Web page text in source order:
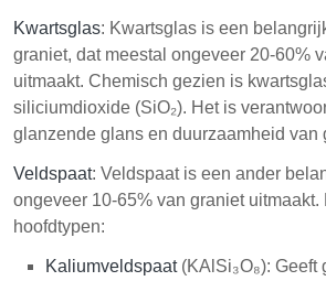
Kwartsglas: Kwartsglas is een
graniet, dat meestal ongeveer 20-60%
uitmaakt. Chemisch gezien is
siliciumdioxide (SiO₂). Het is
glanzende glans en duurzaamheid van
Veldspaat: Veldspaat is een ander
ongeveer 10-65% van graniet uitmaakt.
hoofdtypen:
Kaliumveldspaat(KAlSi₃O₈): Geeft